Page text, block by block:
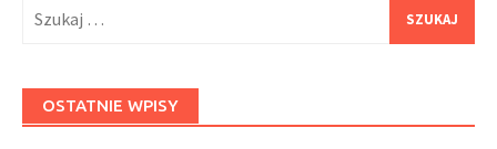
OSTATNIE WPISY